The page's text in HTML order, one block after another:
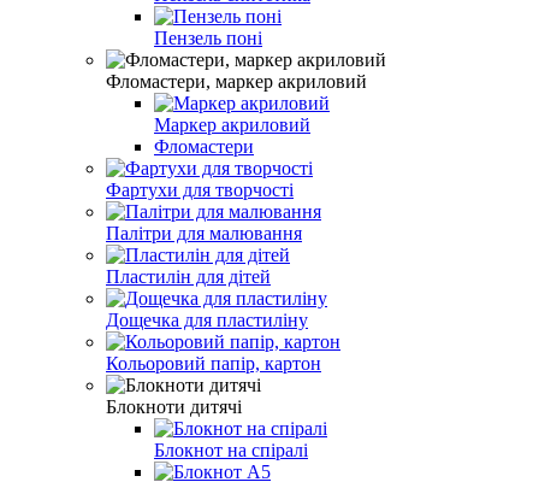
Пензель поні
Фломастери, маркер акриловий
Маркер акриловий
Фломастери
Фартухи для творчості
Палітри для малювання
Пластилін для дітей
Дощечка для пластиліну
Кольоровий папір, картон
Блокноти дитячі
Блокнот на спіралі